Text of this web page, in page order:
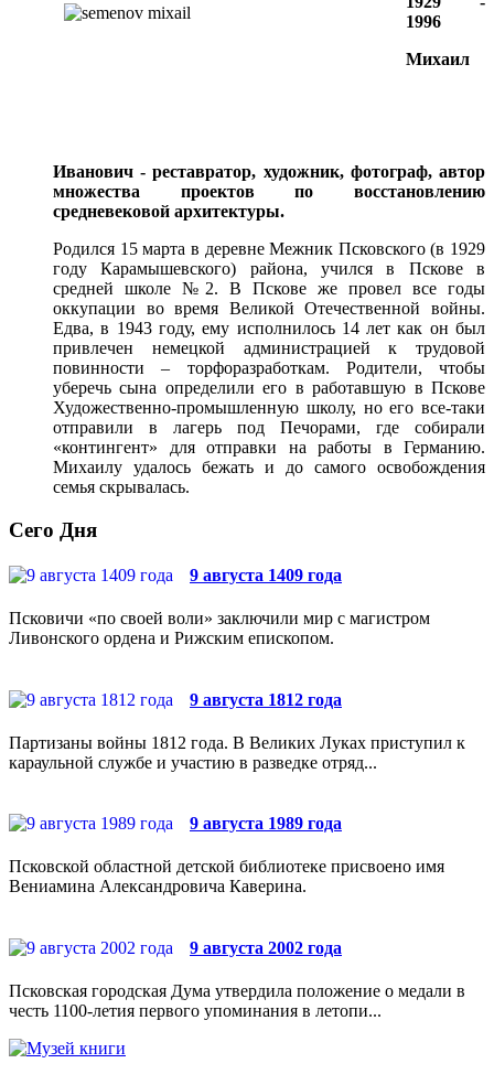
1996
Михаил
Иванович - реставратор, художник, фотограф, автор
множества проектов по восстановлению
средневековой архитектуры.
Родился 15 марта в деревне Межник Псковского (в 1929
году Карамышевского) района, учился в Пскове в
средней школе №2. В Пскове же провел все годы
оккупации во время Великой Отечественной войны.
Едва, в 1943 году, ему исполнилось 14 лет как он был
привлечен немецкой администрацией к трудовой
повинности – торфоразработкам. Родители, чтобы
уберечь сына определили его в работавшую в Пскове
Художественно-промышленную школу, но его все-таки
отправили в лагерь под Печорами, где собирали
«контингент» для отправки на работы в Германию.
Михаилу удалось бежать и до самого освобождения
семья скрывалась.
Сего Дня
9 августа 1409 года
Псковичи «по своей воли» заключили мир с магистром
Ливонского ордена и Рижским епископом.
9 августа 1812 года
Партизаны войны 1812 года. В Великих Луках приступил к
караульной службе и участию в разведке отряд...
9 августа 1989 года
Псковской областной детской библиотеке присвоено имя
Вениамина Александровича Каверина.
9 августа 2002 года
Псковская городская Дума утвердила положение о медали в
честь 1100-летия первого упоминания в летопи...